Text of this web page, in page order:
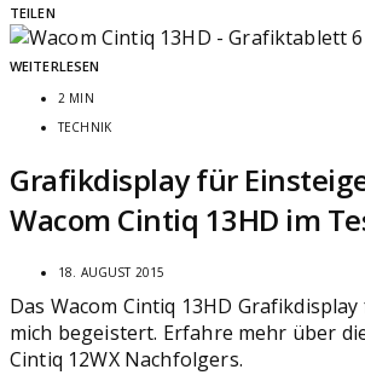
TEILEN
WEITERLESEN
2 MIN
TECHNIK
Grafikdisplay für
Wacom Cintiq 13HD im
18. AUGUST 2015
Das Wacom Cintiq 13HD
mich begeistert. Erfahre mehr über
Cintiq 12WX Nachfolgers.